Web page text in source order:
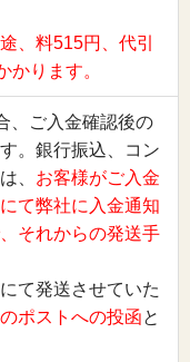
、料515円、代引
かります。
、ご入金確認後の
。銀行振込、コン
、 お客様がご入金
て弊社に入金通知
それからの発送手
て発送させていた
ポストへの投函と